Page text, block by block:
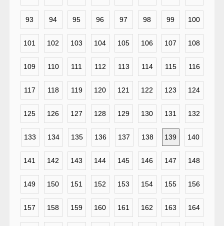
93 94 95 96 97 98 99 100
101 102 103 104 105 106 107 108
109 110 111 112 113 114 115 116
117 118 119 120 121 122 123 124
125 126 127 128 129 130 131 132
133 134 135 136 137 138 139 140
141 142 143 144 145 146 147 148
149 150 151 152 153 154 155 156
157 158 159 160 161 162 163 164